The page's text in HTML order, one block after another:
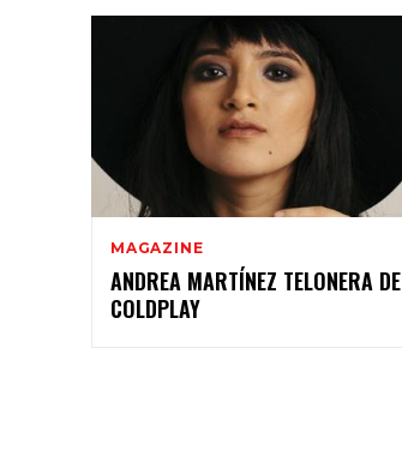
MAGAZINE
ANDREA MARTÍNEZ TELONERA DE
COLDPLAY